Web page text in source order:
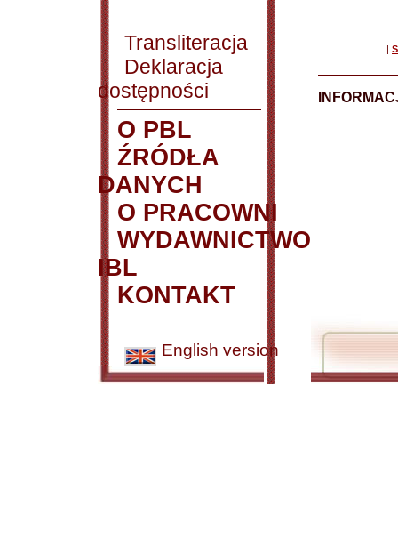
Transliteracja
Deklaracja
dostępności
O PBL
ŹRÓDŁA
DANYCH
O PRACOWNI
WYDAWNICTWO
IBL
KONTAKT
English version
|